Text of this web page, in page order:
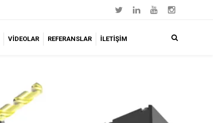
VİDEOLAR REFERANSLAR İLETİŞİM